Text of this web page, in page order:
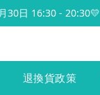
30日 16:30 - 20:30💛
退換貨政策